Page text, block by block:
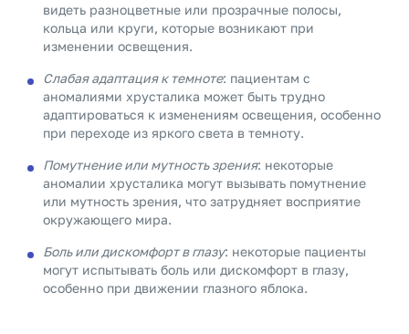
видеть разноцветные или прозрачные полосы,
кольца или круги, которые возникают при
изменении освещения.
Слабая адаптация к темноте: пациентам с
аномалиями хрусталика может быть трудно
адаптироваться к изменениям освещения, особенно
при переходе из яркого света в темноту.
Помутнение или мутность зрения: некоторые
аномалии хрусталика могут вызывать помутнение
или мутность зрения, что затрудняет восприятие
окружающего мира.
Боль или дискомфорт в глазу: некоторые пациенты
могут испытывать боль или дискомфорт в глазу,
особенно при движении глазного яблока.